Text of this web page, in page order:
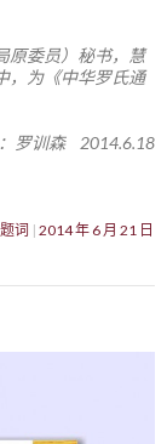
原委员）秘书，慧
，为《中华罗氏通
罗训森 2014.6.18
词 2014 年 6 月 21 日